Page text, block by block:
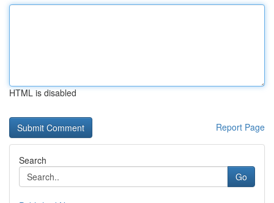
HTML is disabled
Report Page
Search
Go